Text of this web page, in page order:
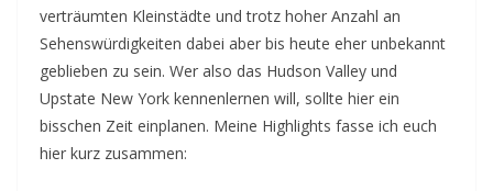
verträumten Kleinstädte und trotz hoher Anzahl an
Sehenswürdigkeiten dabei aber bis heute eher unbekannt
geblieben zu sein. Wer also das Hudson Valley und
Upstate New York kennenlernen will, sollte hier ein
bisschen Zeit einplanen. Meine Highlights fasse ich euch
hier kurz zusammen: